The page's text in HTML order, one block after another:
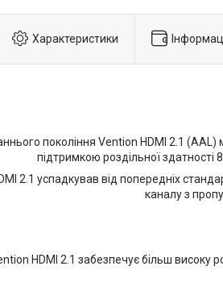
Характеристики
покоління Vention HDMI 2.1 (AAL)
підтримкою роздільної здатності
2.1 успадкував від попередніх
каналу з
HDMI 2.1 забезпечує більш високу